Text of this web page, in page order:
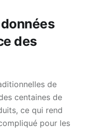
des
de
centaines de
ce qui rend
pour les